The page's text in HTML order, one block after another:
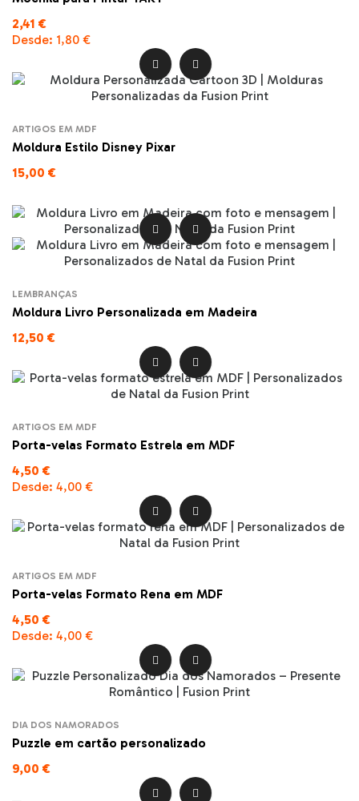
2,41 €
Desde: 1,80 €
 
ARTIGOS EM MDF
Moldura Estilo Disney Pixar
15,00 €
 
LEMBRANÇAS
Moldura Livro Personalizada em Madeira
12,50 €
 
ARTIGOS EM MDF
Porta-velas Formato Estrela em MDF
4,50 €
Desde: 4,00 €
 
ARTIGOS EM MDF
Porta-velas Formato Rena em MDF
4,50 €
Desde: 4,00 €
 
DIA DOS NAMORADOS
Puzzle em cartão personalizado
9,00 €
 